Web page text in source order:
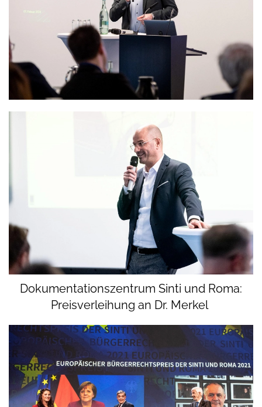
Dokumentationszentrum Sinti und Roma:
Preisverleihung an Dr. Merkel